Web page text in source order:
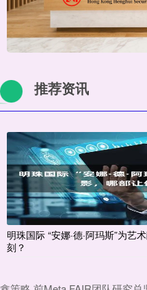
推荐资讯
明珠国际 “安娜·德·阿玛斯”为
刻？